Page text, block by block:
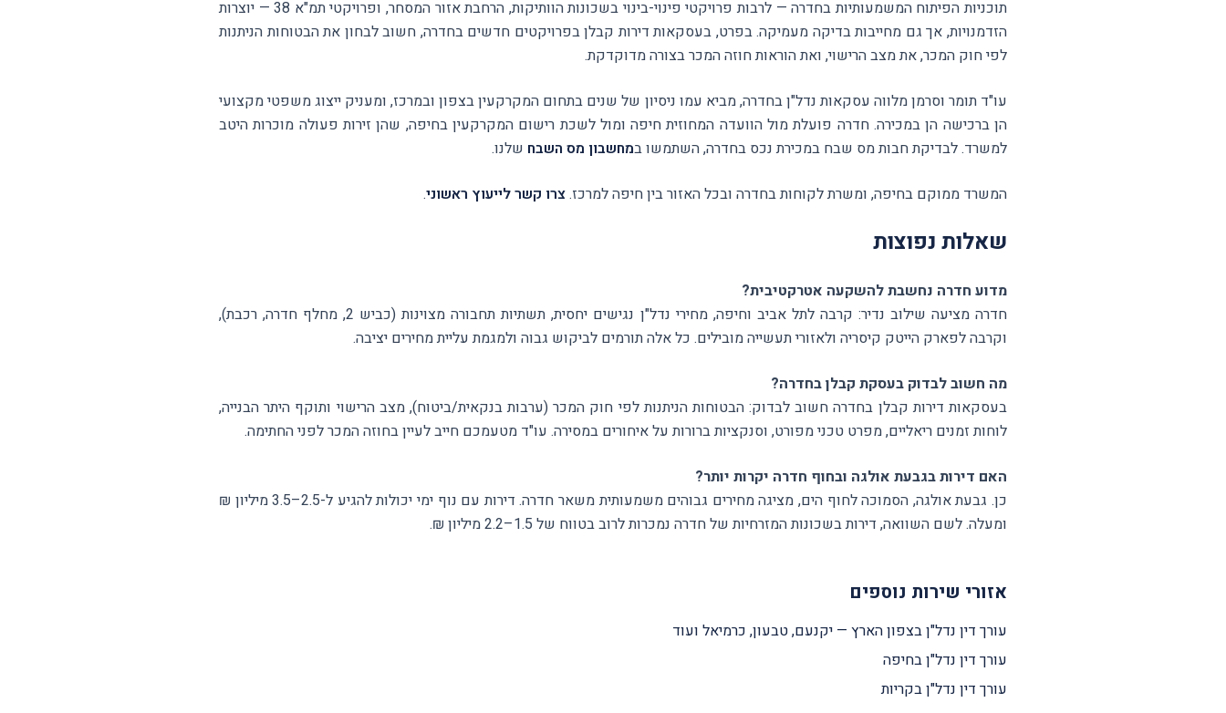
תוכניות הפיתוח המשמעותיות בחדרה — לרבות פרויקטי פינוי-בינוי בשכונות הוותיקות, הרחבת אזור המסחר, ופרויקטי תמ"א 38 — יוצרות
הזדמנויות, אך גם מחייבות בדיקה מעמיקה. בפרט, בעסקאות דירות קבלן בפרויקטים חדשים בחדרה, חשוב לבחון את הבטוחות הניתנות
לפי חוק המכר, את מצב הרישוי, ואת הוראות חוזה המכר בצורה מדוקדקת.
עו"ד תומר וסרמן מלווה עסקאות נדל"ן בחדרה, מביא עמו ניסיון של שנים בתחום המקרקעין בצפון ובמרכז, ומעניק ייצוג משפטי מקצועי
הן ברכישה הן במכירה. חדרה פועלת מול הוועדה המחוזית חיפה ומול לשכת רישום המקרקעין בחיפה, שהן זירות פעולה מוכרות היטב
למשרד. לבדיקת חבות מס שבח במכירת נכס בחדרה, השתמשו במחשבון מס השבח שלנו.
המשרד ממוקם בחיפה, ומשרת לקוחות בחדרה ובכל האזור בין חיפה למרכז.צרו קשר לייעוץ ראשוני.
שאלות נפוצות
מדוע חדרה נחשבת להשקעה אטרקטיבית?
חדרה מציעה שילוב נדיר: קרבה לתל אביב וחיפה, מחירי נדל"ן נגישים יחסית, תשתיות תחבורה מצוינות (כביש 2, מחלף חדרה, רכבת),
וקרבה לפארק הייטק קיסריה ולאזורי תעשייה מובילים. כל אלה תורמים לביקוש גבוה ולמגמת עליית מחירים יציבה.
מה חשוב לבדוק בעסקת קבלן בחדרה?
בעסקאות דירות קבלן בחדרה חשוב לבדוק: הבטוחות הניתנות לפי חוק המכר (ערבות בנקאית/ביטוח), מצב הרישוי ותוקף היתר הבנייה,
לוחות זמנים ריאליים, מפרט טכני מפורט, וסנקציות ברורות על איחורים במסירה. עו"ד מטעמכם חייב לעיין בחוזה המכר לפני החתימה.
האם דירות בגבעת אולגה ובחוף חדרה יקרות יותר?
כן. גבעת אולגה, הסמוכה לחוף הים, מציגה מחירים גבוהים משמעותית משאר חדרה. דירות עם נוף ימי יכולות להגיע ל-2.5–3.5 מיליון ₪
ומעלה. לשם השוואה, דירות בשכונות המזרחיות של חדרה נמכרות לרוב בטווח של 1.5–2.2 מיליון ₪.
אזורי שירות נוספים
עורך דין נדל"ן בצפון הארץ — יקנעם, טבעון, כרמיאל ועוד
עורך דין נדל"ן בחיפה
עורך דין נדל"ן בקריות